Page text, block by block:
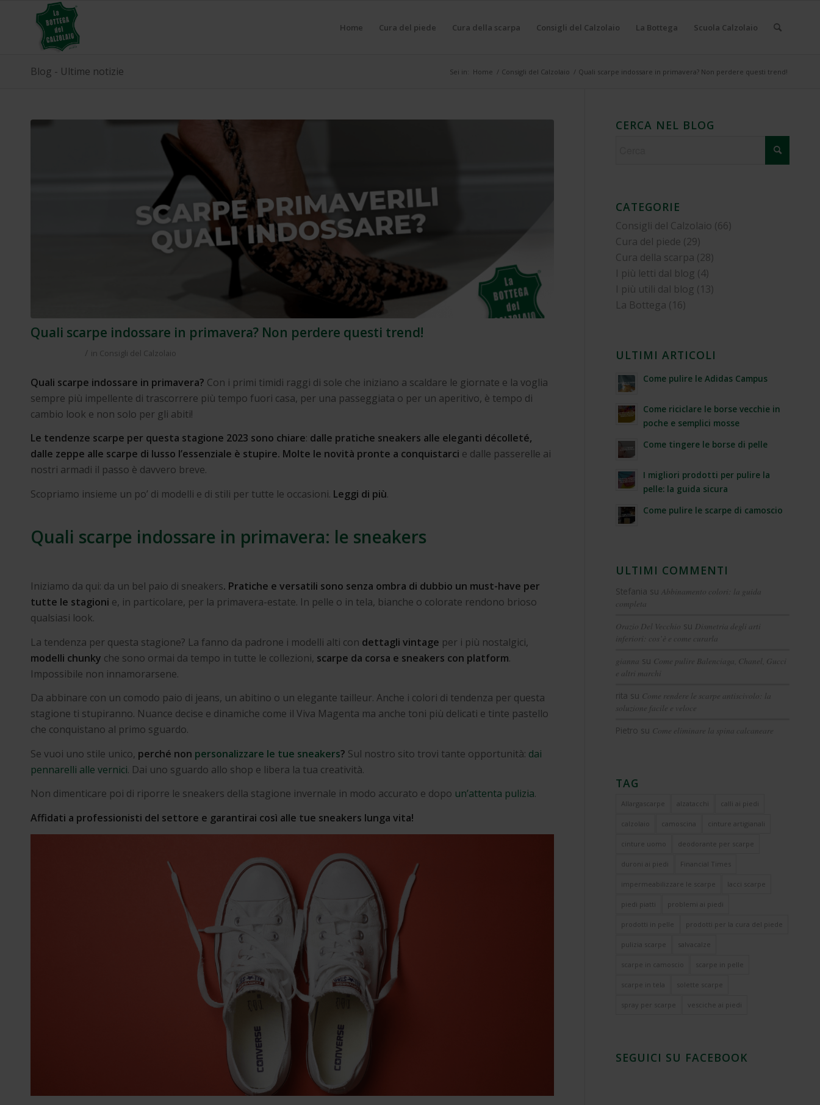
Home Cura del piede Cura della scarpa Consigli del Calzolaio La Bottega Scuola Calzolaio
Blog - Ultime notizie Sei in: Home / Consigli del Calzolaio / Quali scarpe indossare in primavera? Non perdere questi trend!
Quali scarpe indossare in primavera? Non perdere questi trend!
/ in Consigli del Calzolaio
Quali scarpe indossare in primavera? Con i primi timidi raggi di sole che iniziano a scaldare le giornate e la voglia
sempre più impellente di trascorrere più tempo fuori casa, per una passeggiata o per un aperitivo, è tempo di
cambio look e non solo per gli abiti!
Le tendenze scarpe per questa stagione 2023 sono chiare: dalle pratiche sneakers alle eleganti décolleté,
dalle zeppe alle scarpe di lusso l’essenziale è stupire. Molte le novità pronte a conquistarci e dalle passerelle ai
nostri armadi il passo è davvero breve.
Scopriamo insieme un po’ di modelli e di stili per tutte le occasioni. Leggi di più.
Quali scarpe indossare in primavera: le sneakers
Iniziamo da qui: da un bel paio di sneakers. Pratiche e versatili sono senza ombra di dubbio un must-have per
tutte le stagioni e, in particolare, per la primavera-estate. In pelle o in tela, bianche o colorate rendono brioso
qualsiasi look.
La tendenza per questa stagione? La fanno da padrone i modelli alti con dettagli vintage per i più nostalgici,
modelli chunky che sono ormai da tempo in tutte le collezioni, scarpe da corsa e sneakers con platform.
Impossibile non innamorarsene.
Da abbinare con un comodo paio di jeans, un abitino o un elegante tailleur. Anche i colori di tendenza per questa
stagione ti stupiranno. Nuance decise e dinamiche come il Viva Magenta ma anche toni più delicati e tinte pastello
che conquistano al primo sguardo.
Se vuoi uno stile unico, perché non personalizzare le tue sneakers? Sul nostro sito trovi tante opportunità: dai
pennarelli alle vernici. Dai uno sguardo allo shop e libera la tua creatività.
Non dimenticare poi di riporre le sneakers della stagione invernale in modo accurato e dopo un’attenta pulizia.
Affidati a professionisti del settore e garantirai così alle tue sneakers lunga vita!
CERCA NEL BLOG
CATEGORIE
Consigli del Calzolaio (66)
Cura del piede (29)
Cura della scarpa (28)
I più letti dal blog (4)
I più utili dal blog (13)
La Bottega (16)
ULTIMI ARTICOLI
Come pulire le Adidas Campus
Come riciclare le borse vecchie in
poche e semplici mosse
Come tingere le borse di pelle
I migliori prodotti per pulire la
pelle: la guida sicura
Come pulire le scarpe di camoscio
ULTIMI COMMENTI
Stefania suAbbinamento colori: la guida
completa
Orazio Del Vecchio su Dismetria degli arti
inferiori: cos’è e come curarla
gianna su Come pulire Balenciaga, Chanel, Gucci
e altri marchi
rita su Come rendere le scarpe antiscivolo: la
soluzione facile e veloce
Pietro su Come eliminare la spina calcaneare
TAG
Allargascarpe alzatacchi calli ai piedi
calzolaio camoscina cinture artigianali
cinture uomo deodorante per scarpe
duroni ai piedi Financial Times
impermeabilizzare le scarpe lacci scarpe
piedi piatti problemi ai piedi
prodotti in pelle prodotti per la cura del piede
pulizia scarpe salvacalze
scarpe in camoscio scarpe in pelle
scarpe in tela solette scarpe
spray per scarpe vesciche ai piedi
SEGUICI SU FACEBOOK